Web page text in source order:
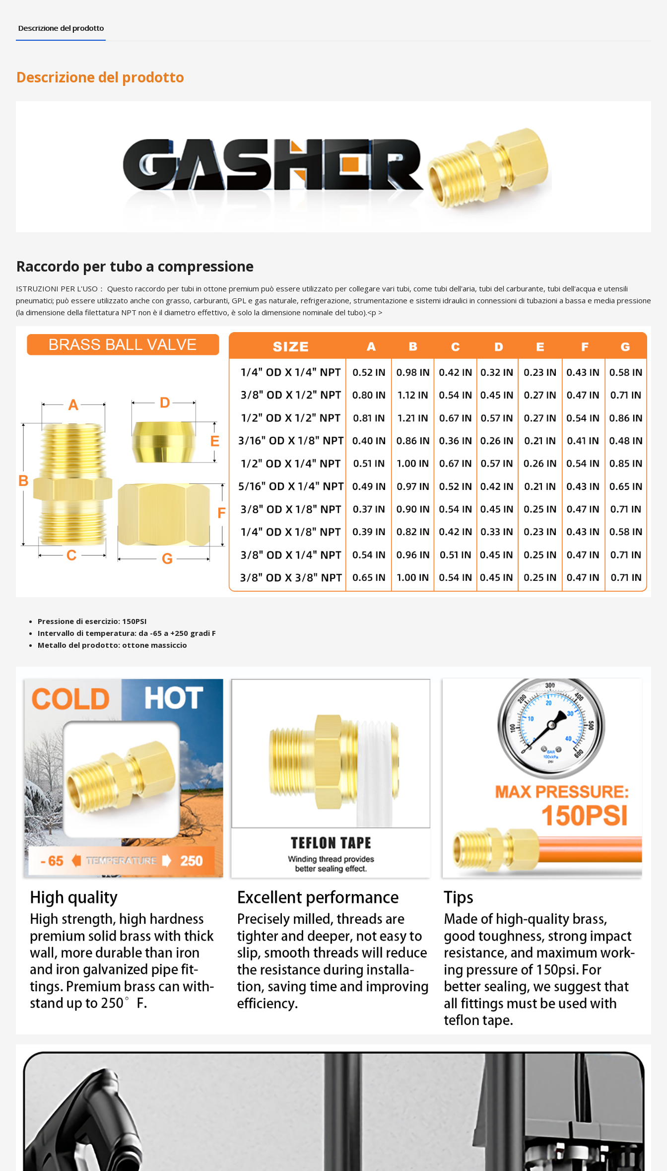
Descrizione del prodotto
Descrizione del prodotto
Raccordo per tubo a compressione
ISTRUZIONI PER L'USO： Questo raccordo per tubi in ottone premium può essere utilizzato per collegare vari tubi, come tubi dell'aria, tubi del carburante, tubi dell'acqua e utensili
pneumatici; può essere utilizzato anche con grasso, carburanti, GPL e gas naturale, refrigerazione, strumentazione e sistemi idraulici in connessioni di tubazioni a bassa e media pressione
(la dimensione della filettatura NPT non è il diametro effettivo, è solo la dimensione nominale del tubo).<p >
Pressione di esercizio: 150PSI
Intervallo di temperatura: da -65 a +250 gradi F
Metallo del prodotto: ottone massiccio